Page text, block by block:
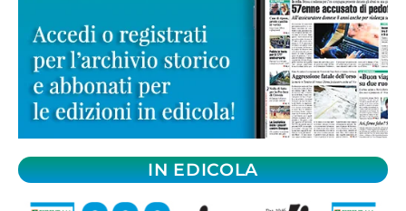
IN EDICOLA